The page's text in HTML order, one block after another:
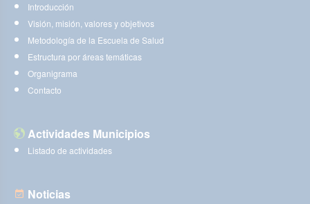
Introducción
Visión, misión, valores y objetivos
Metodología de la Escuela de Salud
Estructura por áreas temáticas
Organigrama
Contacto
Actividades Municipios
Listado de actividades
Noticias